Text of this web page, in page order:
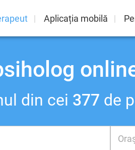
Aplicația mobilă
din cei 377 de